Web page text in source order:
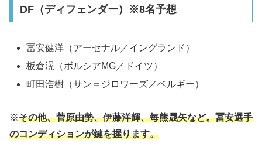
DF（ディフェンダー）※8名予想
冨安健洋（アーセナル／イングランド）
板倉滉（ボルシアMG／ドイツ）
町田浩樹（サン＝ジロワーズ／ベルギー）
※その他、菅原由勢、伊藤洋輝、毎熊晟矢など。冨安選手
のコンディションが鍵を握ります。